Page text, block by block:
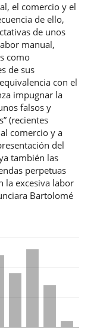
el comercio y el
de ello,
de unos
manual,
como
de sus
con el
impugnar la
falsos y
(recientes
comercio y a
del
también las
perpetuas
la excesiva labor
Bartolomé